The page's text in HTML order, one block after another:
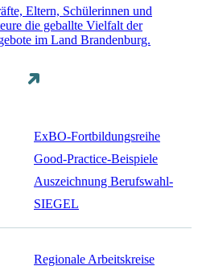
Eltern, Schülerinnen und
die geballte Vielfalt der
im Land Brandenburg.
ExBO-Fortbildungsreihe
Good-Practice-Beispiele
Auszeichnung Berufswahl-
SIEGEL
Regionale Arbeitskreise